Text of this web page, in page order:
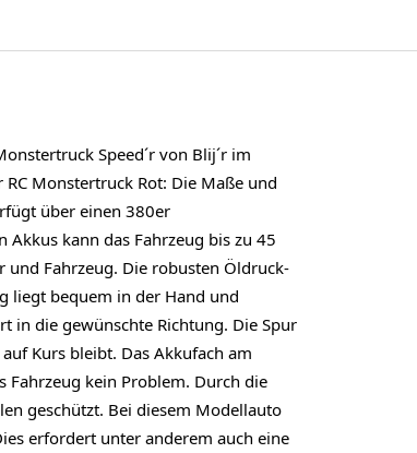
Speed´r von Blij´r im
Monstertruck Rot: Die Maße und
über einen 380er
kann das Fahrzeug bis zu 45
Fahrzeug. Die robusten Öldruck-
liegt bequem in der Hand und
in die gewünschte Richtung. Die Spur
Kurs bleibt. Das Akkufach am
Fahrzeug kein Problem. Durch die
geschützt. Bei diesem Modellauto
erfordert unter anderem auch eine